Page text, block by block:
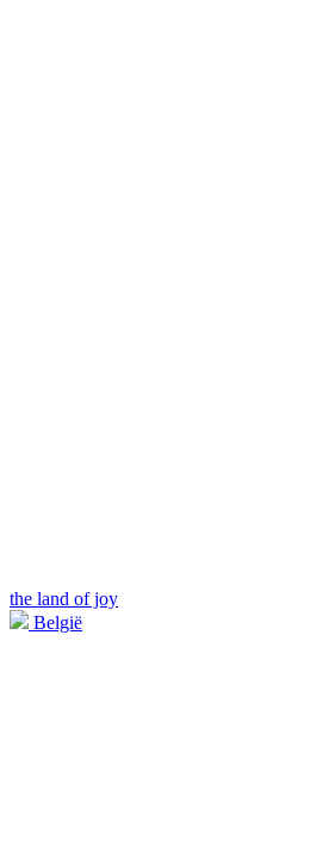
the land of joy
België